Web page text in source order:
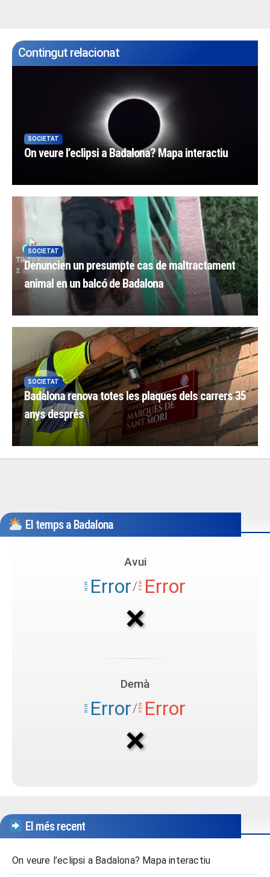
Contingut relacionat
SOCIETAT
On veure l’eclipsi a Badalona? Mapa interactiu
SOCIETAT
Denuncien un presumpte cas de maltractament
animal en un balcó de Badalona
SOCIETAT
Badalona renova totes les plaques dels carrers 35
anys després
El temps a Badalona
El més recent
On veure l’eclipsi a Badalona? Mapa interactiu